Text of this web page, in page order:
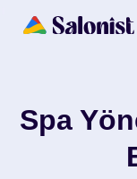
Spa